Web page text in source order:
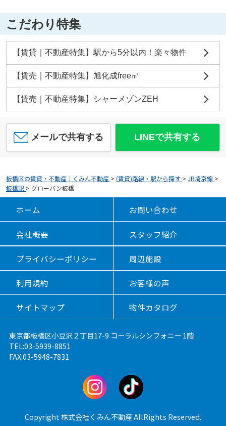
こだわり特集
【賃貸｜不動産特集】駅から5分以内！楽々物件
【賃売｜不動産特集】旭化成free㎡
【賃売｜不動産特集】シャーメゾンZEH
メールで共有する LINEで共有する
板橋区の賃貸・不動産｜くみん不動産 > (賃貸)路線・駅から探す > JR埼京線 >
板橋駅 > グローバン板橋
ホーム お問い合わせ
会社概要 スタッフ紹介
プライバシーポリシー 周辺施設
利用規約 お客様の声
サイトマップ 物件カタログ
東京都板橋区小豆沢２丁目17-9 コーラルシンフォニー 1階
TEL:03-5939-8851
FAX:03-5948-7831
Copyright 株式会社くみん不動産 AllRights Reserved.